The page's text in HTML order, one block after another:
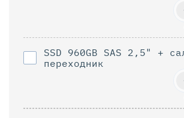
SSD 960GB SAS 2,5" +
переходник